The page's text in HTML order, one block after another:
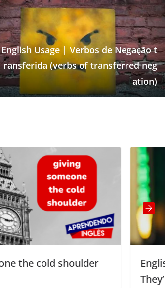
English Usage | Verbos de Negação t
ransferida (verbs of transferred neg
ation)
English Usage | There, Their or